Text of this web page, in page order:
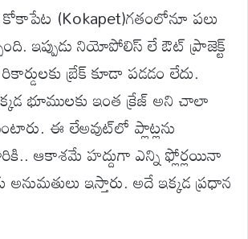
(Kokapet)గతంలోనూ పలు
ఇప్పుడు నియోపోలిస్ లే ఔట్ ప్రాజెక్ట్
బ్రేక్ కూడా పడడం లేదు.
భూములకు ఇంత క్రేజ్ అని చాలా
ఈ లేఅవుట్‌లో ప్లాట్లను
ఆకాశమే హద్దుగా ఎన్ని ఫ్లోర్లయినా
అనుమతులు ఇస్తారు. అదే ఇక్కడ ప్రధాన